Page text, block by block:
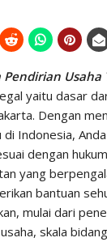
Pendirian Usaha
yaitu dasar
Dengan
Indonesia,
dengan
yang
bantuan
mulai dari
skala